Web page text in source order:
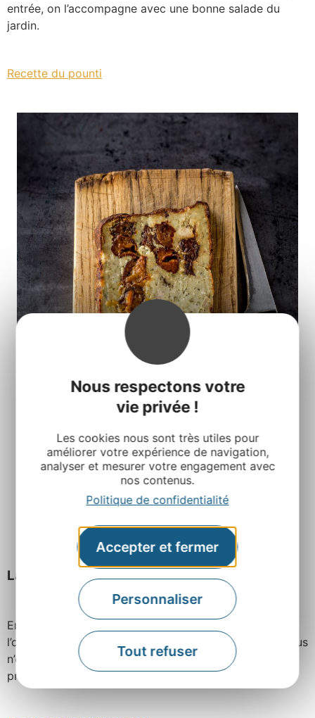
Nous respectons votre
vie privée !
Les cookies nous sont très utiles pour
améliorer votre expérience de navigation,
analyser et mesurer votre engagement avec
nos contenus.
Politique de confidentialité
Accepter et fermer
Personnaliser
Tout refuser
entrée, on l’accompagne avec une bonne salade du
jardin.
Recette du pounti
La truite au lard
En cette saison estivale,
l’occasion de déguster les poissons de l’Aveyron. Si vous
n’êtes pas pêcheur, plusieursrestaurants
vous
proposent cette spécialité sur leurs cartes.